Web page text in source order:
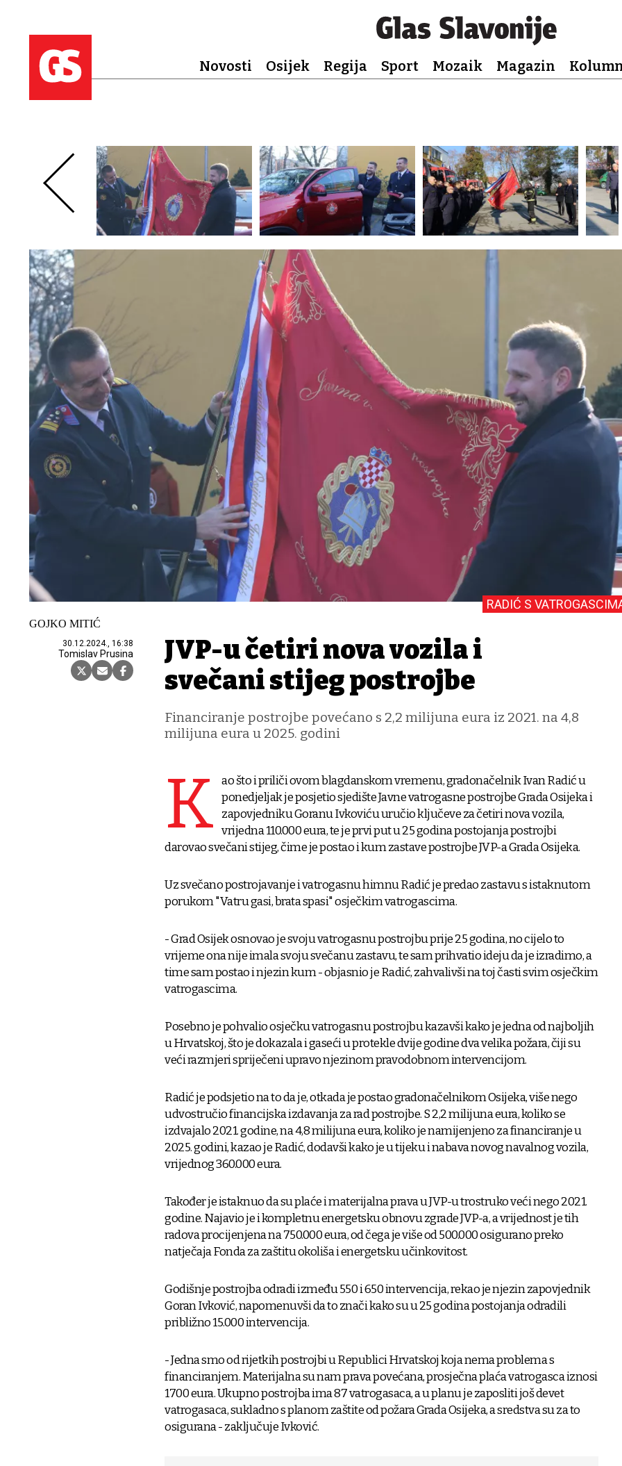
Novosti Osijek Regija Sport Mozaik Magazin
GOJKO MITIĆ
30.12.2024., 16:38
Tomislav Prusina
RADIĆ S
JVP-u četiri nova vozila i
svečani stijeg postrojbe
Financiranje postrojbe povećano s 2,2 milijuna eura iz 2021. na 4,8
milijuna eura u 2025. godini
K ao što i priliči ovom blagdanskom vremenu, gradonačelnik Ivan Radić u
ponedjeljak je posjetio sjedište Javne vatrogasne postrojbe Grada Osijeka i
zapovjedniku Goranu Ivkoviću uručio ključeve za četiri nova vozila,
vrijedna 110.000 eura, te je prvi put u 25 godina postojanja postrojbi
darovao svečani stijeg, čime je postao i kum zastave postrojbe JVP-a Grada Osijeka.
Uz svečano postrojavanje i vatrogasnu himnu Radić je predao zastavu s istaknutom
porukom "Vatru gasi, brata spasi" osječkim vatrogascima.
- Grad Osijek osnovao je svoju vatrogasnu postrojbu prije 25 godina, no cijelo to
vrijeme ona nije imala svoju svečanu zastavu, te sam prihvatio ideju da je izradimo, a
time sam postao i njezin kum - objasnio je Radić, zahvalivši na toj časti svim osječkim
vatrogascima.
Posebno je pohvalio osječku vatrogasnu postrojbu kazavši kako je jedna od najboljih
u Hrvatskoj, što je dokazala i gaseći u protekle dvije godine dva velika požara, čiji su
veći razmjeri spriječeni upravo njezinom pravodobnom intervencijom.
Radić je podsjetio na to da je, otkada je postao gradonačelnikom Osijeka, više nego
udvostručio financijska izdavanja za rad postrojbe. S 2,2 milijuna eura, koliko se
izdvajalo 2021. godine, na 4,8 milijuna eura, koliko je namijenjeno za financiranje u
2025. godini, kazao je Radić, dodavši kako je u tijeku i nabava novog navalnog vozila,
vrijednog 360.000 eura.
Također je istaknuo da su plaće i materijalna prava u JVP-u trostruko veći nego 2021.
godine. Najavio je i kompletnu energetsku obnovu zgrade JVP-a, a vrijednost je tih
radova procijenjena na 750.000 eura, od čega je više od 500.000 osigurano preko
natječaja Fonda za zaštitu okoliša i energetsku učinkovitost.
Godišnje postrojba odradi između 550 i 650 intervencija, rekao je njezin zapovjednik
Goran Ivković, napomenuvši da to znači kako su u 25 godina postojanja odradili
približno 15.000 intervencija.
- Jedna smo od rijetkih postrojbi u Republici Hrvatskoj koja nema problema s
financiranjem. Materijalna su nam prava povećana, prosječna plaća vatrogasca iznosi
1700 eura. Ukupno postrojba ima 87 vatrogasaca, a u planu je zaposliti još devet
vatrogasaca, sukladno s planom zaštite od požara Grada Osijeka, a sredstva su za to
osigurana - zaključuje Ivković.